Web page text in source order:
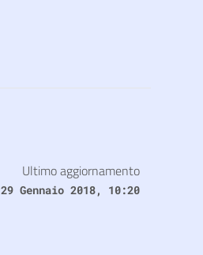
Ultimo aggiornamento
29 Gennaio 2018, 10:20